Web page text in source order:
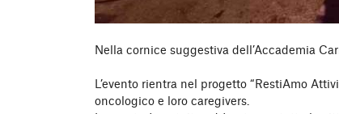
Nella cornice suggestiva dell’Accademia
L’evento rientra nel progetto “RestiAmo
oncologico e loro caregivers.